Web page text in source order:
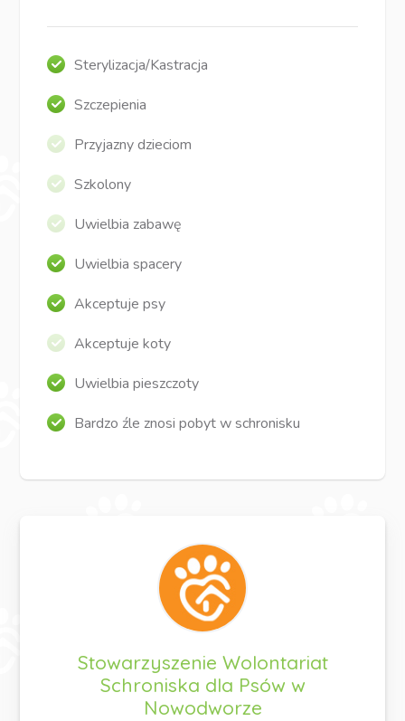
Sterylizacja/Kastracja
Szczepienia
Przyjazny dzieciom
Szkolony
Uwielbia zabawę
Uwielbia spacery
Akceptuje psy
Akceptuje koty
Uwielbia pieszczoty
Bardzo źle znosi pobyt w schronisku
Stowarzyszenie Wolontariat
Schroniska dla Psów w
Nowodworze